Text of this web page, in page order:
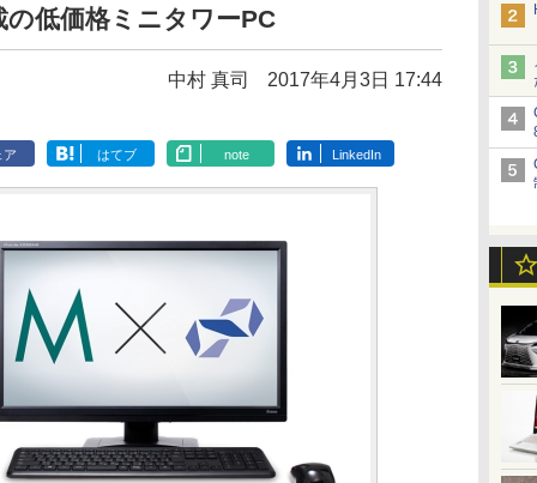
低価格ミニタワーPC
中村 真司 2017年4月3日 17:44
ア はてブ note LinkedIn